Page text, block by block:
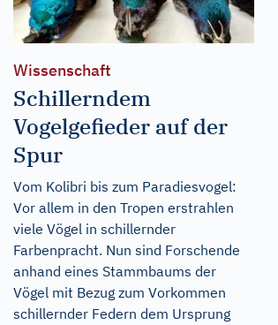
Wissenschaft
Schillerndem
Vogelgefieder auf der
Spur
Vom Kolibri bis zum Paradiesvogel:
Vor allem in den Tropen erstrahlen
viele Vögel in schillernder
Farbenpracht. Nun sind Forschende
anhand eines Stammbaums der
Vögel mit Bezug zum Vorkommen
schillernder Federn dem Ursprung